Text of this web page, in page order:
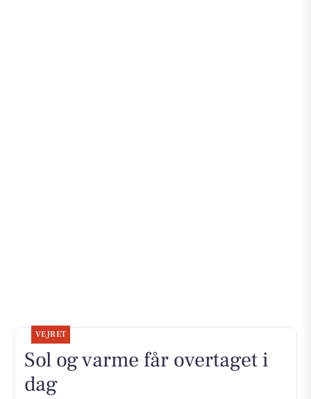
VEJRET
Sol og varme får overtaget i
dag